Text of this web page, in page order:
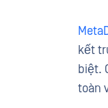
kết
biệt.
toàn